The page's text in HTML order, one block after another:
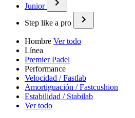
Junior
Step like a pro
Hombre Ver todo
Línea
Premier Padel
Performance
Velocidad / Fastlab
Amortiguación / Fastcushion
Estabilidad / Stabilab
Ver todo